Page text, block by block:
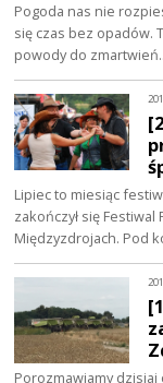
Pogoda nas nie
się czas bez opadów.
powody do
Lipiec to miesiąc
zakończył się Festiwal
Międzyzdrojach. Pod
Porozmawiamy